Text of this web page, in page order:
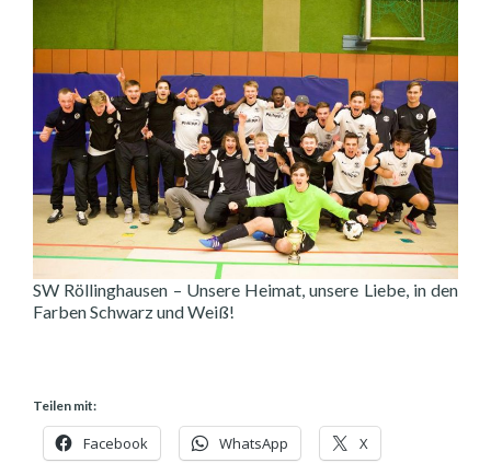
SW Röllinghausen – Unsere Heimat, unsere Liebe, in den
Farben Schwarz und Weiß!
Teilen mit:
Facebook WhatsApp X